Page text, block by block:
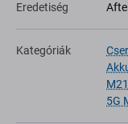
Eredetiség
Kategóriák
5G